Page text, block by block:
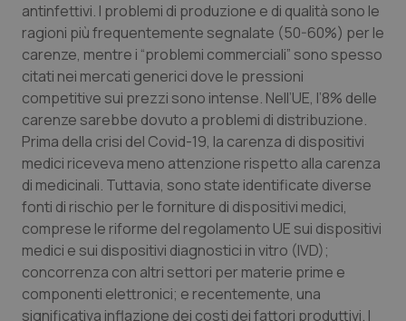
antinfettivi. I problemi di produzione e di qualità sono le
ragioni più frequentemente segnalate (50-60%) per le
carenze, mentre i “problemi commerciali” sono spesso
citati nei mercati generici dove le pressioni
competitive sui prezzi sono intense. Nell’UE, l’8% delle
carenze sarebbe dovuto a problemi di distribuzione.
Prima della crisi del Covid-19, la carenza di dispositivi
medici riceveva meno attenzione rispetto alla carenza
di medicinali. Tuttavia, sono state identificate diverse
fonti di rischio per le forniture di dispositivi medici,
comprese le riforme del regolamento UE sui dispositivi
medici e sui dispositivi diagnostici in vitro (IVD);
concorrenza con altri settori per materie prime e
componenti elettronici; e recentemente, una
significativa inflazione dei costi dei fattori produttivi. I